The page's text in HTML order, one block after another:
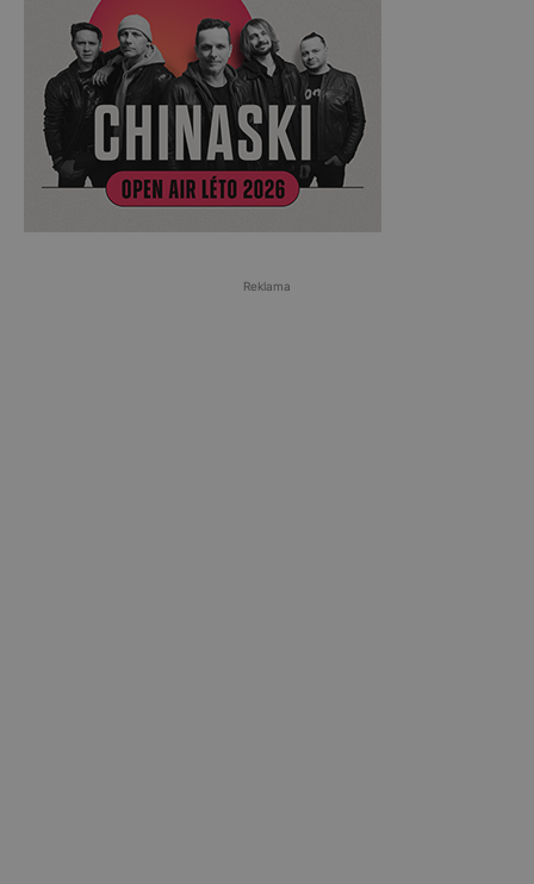
Reklama